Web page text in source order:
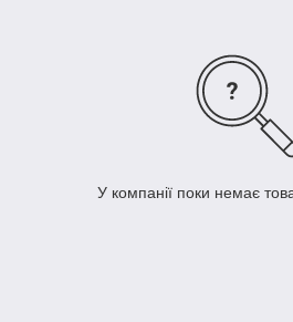
У компанії поки немає